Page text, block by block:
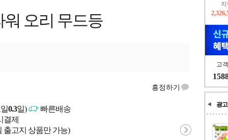
고
광고
오리 무드등
흥정하기
0.3일)
빠른배송
결제
출고지 상품만 가능)